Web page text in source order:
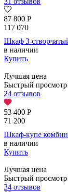
87 800 Р
117 070
Шкаф 3-
в наличии
Купить
Лучшая цена
Быстрый просмотр
24 отзывов
53 400 Р
71 200
Шкаф-купе
в наличии
Купить
Лучшая цена
Быстрый просмотр
34 отзывов